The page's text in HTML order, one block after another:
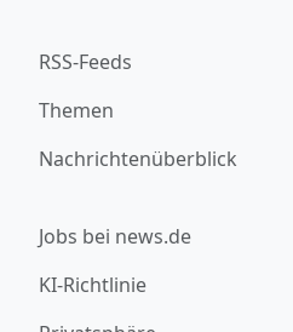
RSS-Feeds
Themen
Nachrichtenüberblick
Jobs bei news.de
KI-Richtlinie